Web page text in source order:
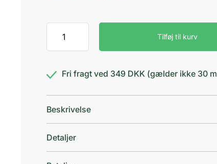
Wildlife
Bordeaux/Grå
Tilføj til kurv
Fri fragt ved 349 DKK (gælder ikke 30
Beskrivelse
Detaljer